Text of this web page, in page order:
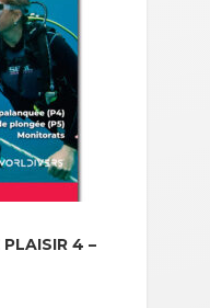
PLAISIR 4 –